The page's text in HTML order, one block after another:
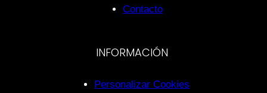
Contacto
INFORMACIÓN
Personalizar Cookies